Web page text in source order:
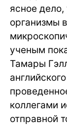
ясное
организмы
ученым
Тамары
коллегами
отправной